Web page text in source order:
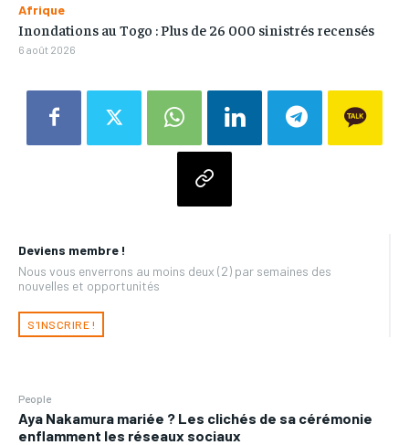
Deviens membre !
Nous vous enverrons au moins deux (2) par semaines des
nouvelles et opportunités
S'INSCRIRE !
People
Aya Nakamura mariée ? Les clichés de sa cérémonie
enflamment les réseaux sociaux
Afrique
Inondations au Togo : Plus de 26 000 sinistrés recensés
6 août 2026